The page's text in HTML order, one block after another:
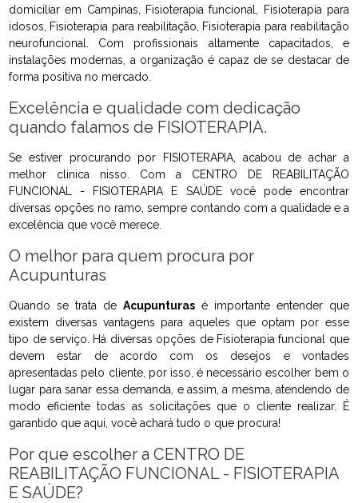
domiciliar em Campinas, Fisioterapia funcional, Fisioterapia para
idosos, Fisioterapia para reabilitação, Fisioterapia para reabilitação
neurofuncional. Com profissionais altamente capacitados, e
instalações modernas, a organização é capaz de se destacar de
forma positiva no mercado.
Excelência e qualidade com dedicação
quando falamos de FISIOTERAPIA.
Se estiver procurando por FISIOTERAPIA, acabou de achar a
melhor clinica nisso. Com a CENTRO DE REABILITAÇÃO
FUNCIONAL - FISIOTERAPIA E SAÚDE você pode encontrar
diversas opções no ramo, sempre contando com a qualidade e a
excelência que você merece.
O melhor para quem procura por
Acupunturas
Quando se trata de Acupunturas é importante entender que
existem diversas vantagens para aqueles que optam por esse
tipo de serviço. Há diversas opções de Fisioterapia funcional que
devem estar de acordo com os desejos e vontades
apresentadas pelo cliente, por isso, é necessário escolher bem o
lugar para sanar essa demanda, e assim, a mesma, atendendo de
modo eficiente todas as solicitações que o cliente realizar. É
garantido que aqui, você achará tudo o que procura!
Por que escolher a CENTRO DE
REABILITAÇÃO FUNCIONAL - FISIOTERAPIA
E SAÚDE?